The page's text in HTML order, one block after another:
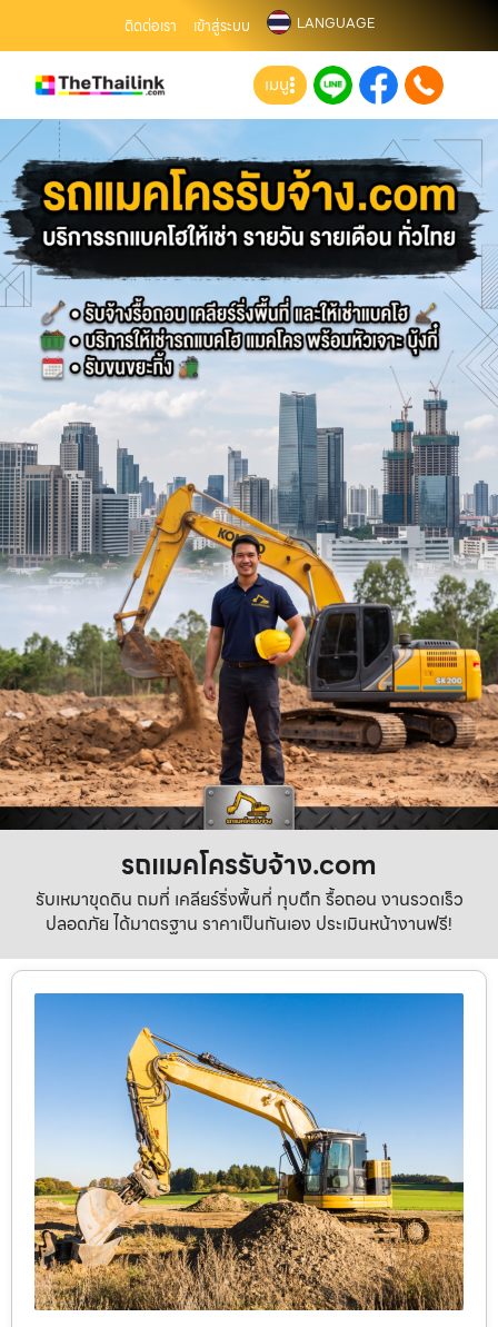
ติดต่อเรา เข้าสู่ระบบ LANGUAGE
เมนู
รถแมคโครรับจ้าง.com
รับเหมาขุดดิน ถมที่ เคลียร์ริ่งพื้นที่ ทุบตึก รื้อถอน งานรวดเร็ว
ปลอดภัย ได้มาตรฐาน ราคาเป็นกันเอง ประเมินหน้างานฟรี!